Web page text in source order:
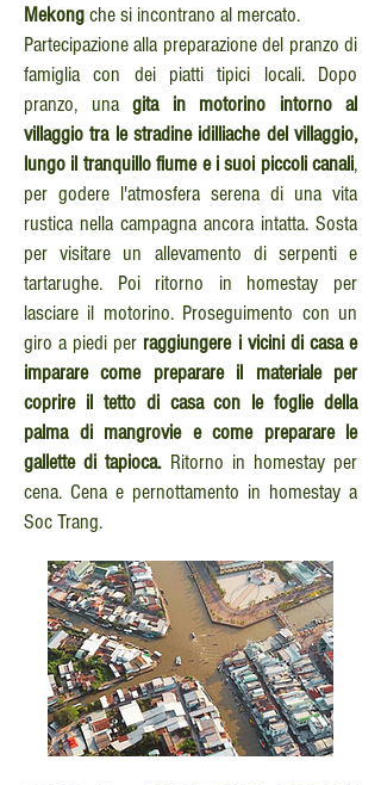
Mekongche si incontrano al mercato.
Partecipazione alla preparazione del pranzo di
famiglia con dei piatti tipici locali. Dopo
pranzo, una gita in motorino intorno al
villaggio tra le stradine idilliache del villaggio,
lungo il tranquillo fiume e i suoi piccoli canali,
per godere l'atmosfera serena di una vita
rustica nella campagna ancora intatta. Sosta
per visitare un allevamento di serpenti e
tartarughe. Poi ritorno in homestay per
lasciare il motorino. Proseguimento con un
giro a piedi per raggiungere i vicini di casa e
imparare come preparare il materiale per
coprire il tetto di casa con le foglie della
palma di mangrovie e come preparare le
gallette di tapioca. Ritorno in homestay per
cena. Cena e pernottamento in homestay a
Soc Trang.